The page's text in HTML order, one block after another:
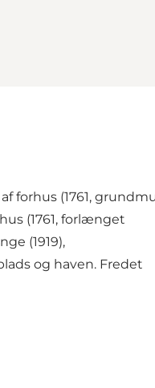
forhus (1761,
(1761, forlænget
(1919),
og haven. Fredet